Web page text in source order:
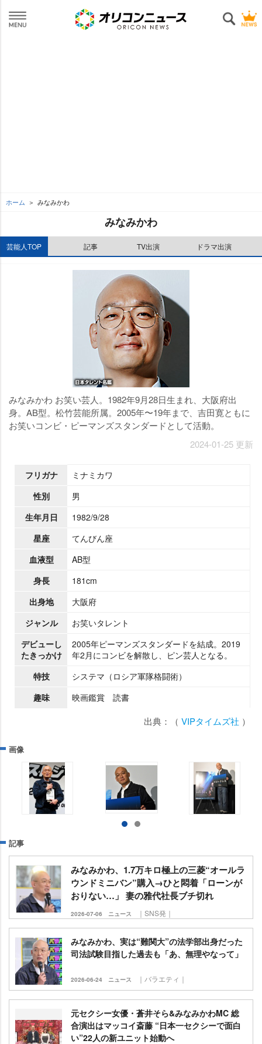
ホーム みなみかわ
みなみかわ
芸能人TOP 記事 TV出演 ドラマ出演
みなみかわ お笑い芸人。1982年9月28日生まれ、大阪府出
身。AB型。松竹芸能所属。2005年〜19年まで、吉田寛ともに
お笑いコンビ・ピーマンズスタンダードとして活動。
2024-01-25 更新
フリガナ
ミナミカワ
性別
男
生年月日
1982/9/28
星座
てんびん座
血液型
AB型
身長
181cm
出身地
大阪府
ジャンル
お笑いタレント
デビューし
たきっかけ
2005年ピーマンズスタンダードを結成。2019
年2月にコンビを解散し、ピン芸人となる。
特技
システマ（ロシア軍隊格闘術）
趣味
映画鑑賞 読書
出典：（ VIPタイムズ社 ）
画像
記事
みなみかわ、1.7万キロ極上の三菱“オールラ
ウンドミニバン”購入→ひと悶着「ローンが
おりない…」 妻の雅代社長ブチ切れ
2026-07-06 ニュース ｜SNS発｜
みなみかわ、実は“難関大”の法学部出身だった
司法試験目指した過去も「あ、無理やなって」
2026-06-24 ニュース ｜バラエティ｜
元セクシー女優・蒼井そら&みなみかわMC 総
合演出はマッコイ斎藤 “日本一セクシーで面白
い”22人の新ユニット始動へ